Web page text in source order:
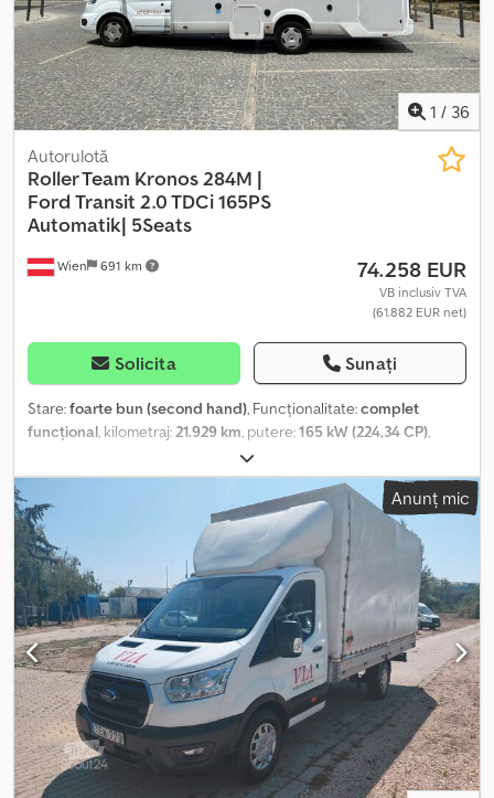
1 / 36
Wien 691 km
Autorulotă
Roller Team Kronos 284M |
Ford Transit 2.0 TDCi 165PS
Automatik| 5Seats
74.258 EUR
VB inclusiv TVA
(61.882 EUR net)
Solicita Sunați
Stare:foarte bun (second hand), Funcționalitate:complet
funcțional, kilometraj:21.929 km, putere:165 kW (224,34 CP),
, număr de locuri:
tip de angrenaj:automat, culoare:alb, lungime totală:7.450 mm,
lățime totală:
, înălțime totală:3.200 mm , configurație ax:
2 axe
Euro 6, greutate totală: 3.500 kg
, greutatea
goală:
, poziția volanului: stânga
, numărul de proprietari
anteriori:1 , An de fabricație:2025, număr mașină/vehicul:
WF0DXXTTRDSJ34552 , Dotări:
ABS, aer condiționat, airbag,
anvelope all-season, aranjament de scaune central, baie,
bucătărie la bord, duș, garanție pentru vehicule second-hand,
istoric complet de service, pat de o persoană, pat de ridicare,
paturi de o persoană, program electronic de stabilitate (ESP),
proiectoare de ceață, servodirecție, închidere centralizată,
încălzitor staționar, înmatriculare auto, Se vinde o autorulotă
bine întreținută Roller Team Kronos 284M, montată pe un șasiu
FORD Transit 2.0 TDCi, 165 CP, cu transmisie automată și dotări
Anunț mic